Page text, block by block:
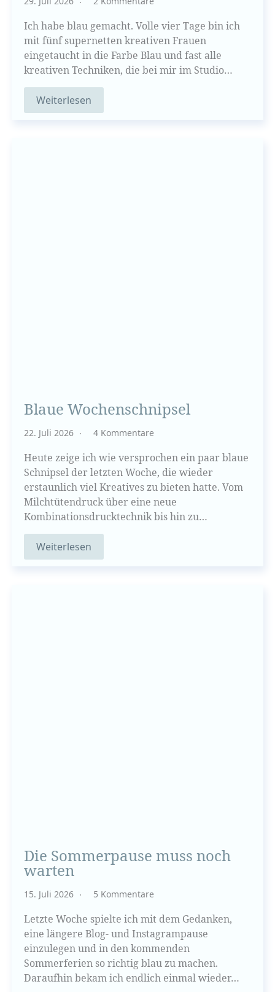
Ich habe blau gemacht. Volle vier Tage bin ich
mit fünf supernetten kreativen Frauen
eingetaucht in die Farbe Blau und fast alle
kreativen Techniken, die bei mir im Studio…
Weiterlesen
Blaue Wochenschnipsel
22. Juli 2026 4 Kommentare
Heute zeige ich wie versprochen ein paar blaue
Schnipsel der letzten Woche, die wieder
erstaunlich viel Kreatives zu bieten hatte. Vom
Milchtütendruck über eine neue
Kombinationsdrucktechnik bis hin zu…
Weiterlesen
Die Sommerpause muss noch
warten
15. Juli 2026 5 Kommentare
Letzte Woche spielte ich mit dem Gedanken,
eine längere Blog- und Instagrampause
einzulegen und in den kommenden
Sommerferien so richtig blau zu machen.
Daraufhin bekam ich endlich einmal wieder…